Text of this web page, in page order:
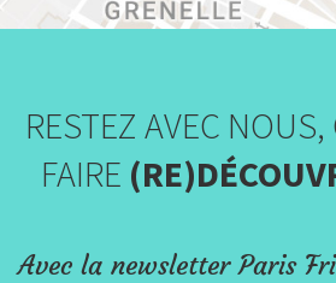
RESTEZ AVEC
FAIRE
Avec la newsletter Paris